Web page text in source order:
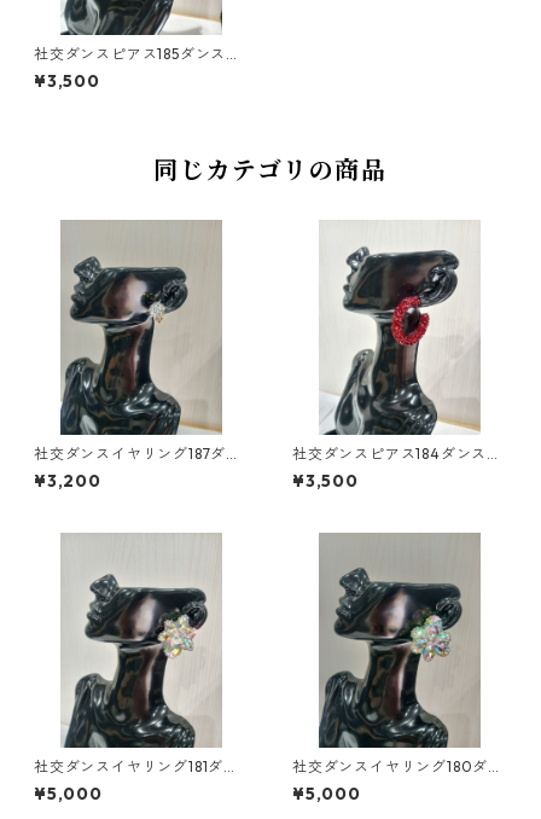
社交ダンスピアス185ダンスア
クセサリーベリーダンスブラ
イダルアクセサリー
¥3,500
同じカテゴリの商品
社交ダンスイヤリング187ダン
スアクセサリーベリーダンス
ブライダルアクセサリー
¥3,200
社交ダンスピアス184ダンスア
クセサリーベリーダンスブラ
イダルアクセサリー
¥3,500
社交ダンスイヤリング181ダン
スアクセサリーベリーダンス
ブライダルアクセサリー
¥5,000
社交ダンスイヤリング180ダン
スアクセサリーベリーダンス
ブライダルアクセサリー
¥5,000